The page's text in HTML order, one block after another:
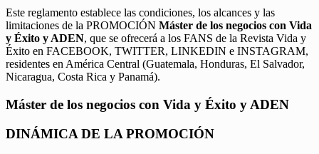
Este reglamento establece las condiciones, los alcances y las
limitaciones de la PROMOCIÓN Máster de los negocios con Vida
y Éxito y ADEN, que se ofrecerá a los FANS de la Revista Vida y
Éxito en FACEBOOK, TWITTER, LINKEDIN e INSTAGRAM,
residentes en América Central (Guatemala, Honduras, El Salvador,
Nicaragua, Costa Rica y Panamá).
Máster de los negocios con Vida y Éxito y ADEN
DINÁMICA DE LA PROMOCIÓN